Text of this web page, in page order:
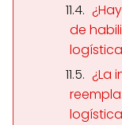
de
¿La